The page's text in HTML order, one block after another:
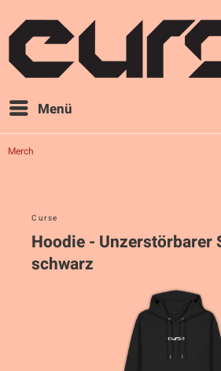
Menü
Merch
Curse
Hoodie - Unzerstörbarer
schwarz